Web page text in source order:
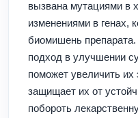
вызвана мутациями в
изменениями в генах,
биомишень
подход в улучшении
поможет увеличить
защищает их от
побороть